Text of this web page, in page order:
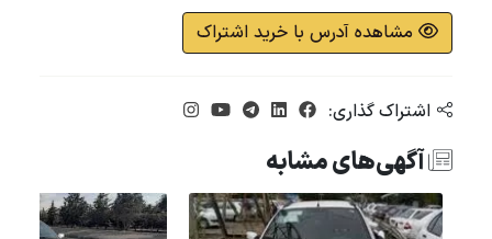
مشاهده آدرس با خرید اشتراک
اشتراک گذاری:
آگهی‌های مشابه